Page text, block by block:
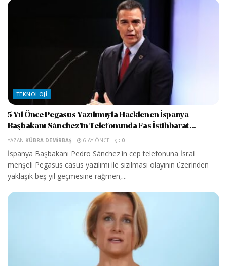
TEKNOLOJI
5 Yıl Önce Pegasus Yazılımıyla Hacklenen İspanya
Başbakanı Sánchez’in Telefonunda Fas İstihbarat...
YAZAN KÜBRA DEMIRBAŞ 6 AY ÖNCE 0
İspanya Başbakanı Pedro Sánchez'in cep telefonuna İsrail
menşeli Pegasus casus yazılımı ile sızılması olayının üzerinden
yaklaşık beş yıl geçmesine rağmen,...